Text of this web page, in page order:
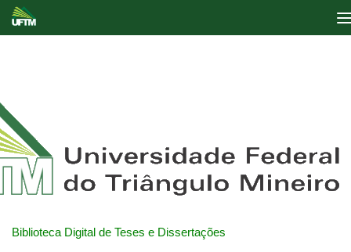
Biblioteca Digital de Teses e Dissertações